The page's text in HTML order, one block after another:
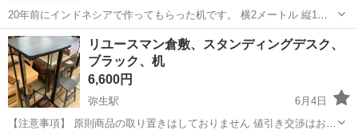
20年前にインドネシアで作ってもらった机です。 横2メートル 縦1メ
ートル程でけっこう大きいです。 上の板が反って来ています。 強力な
ボンドで付くかもしれません。。。 2階から運んでもらう必要があり
ます。 どうぞ宜しく...
岡山 倉敷市
リユースマン倉敷、スタンディングデスク、
ブラック、机
6,600円
弥生駅
6月4日
【注意事項】 原則商品の取り置きはしておりません 値引き交渉はお受